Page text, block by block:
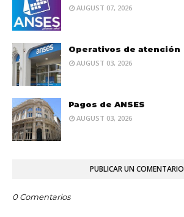
AUGUST 07, 2026
Operativos de atención
AUGUST 03, 2026
Pagos de ANSES
AUGUST 03, 2026
PUBLICAR UN COMENTARIO
0 Comentarios